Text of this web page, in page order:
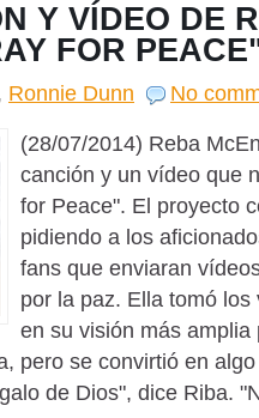
Y VÍDEO DE
FOR
Ronnie Dunn
No
(28/07/2014) Reba
canción y un vídeo que
for Peace". El proyecto
pidiendo a los
fans que enviaran
por la paz. Ella tomó
en su visión más
pero se convirtió en
de Dios", dice Riba.